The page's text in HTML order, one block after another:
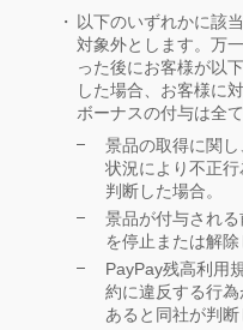
以下のいずれかに該
対象外とします。万
った後にお客様が以
した場合、お客様に
ボーナスの付与は全
景品の取得に関
状況により不正
判断した場合。
景品が付与され
を停止または解除
PayPay残高利用
約に違反する行
あると同社が判断